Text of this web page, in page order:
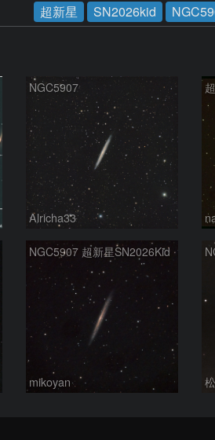
超新星 SN2026kid
NGC5907
Alricha33
NGC5907 超新星SN2026Kid
mikoyan